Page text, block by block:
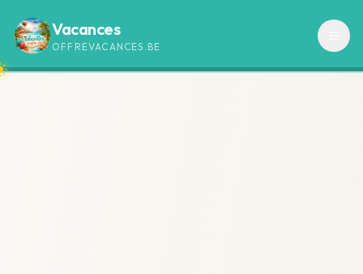
Vacances
OFFREVACANCES.BE